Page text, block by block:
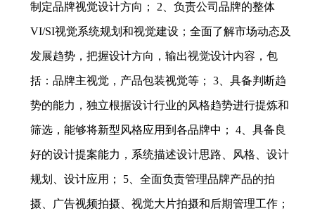
制定品牌视觉设计方向； 2、负责公司品牌的整体
VI/SI视觉系统规划和视觉建设；全面了解市场动态及
发展趋势，把握设计方向，输出视觉设计内容，包
括：品牌主视觉，产品包装视觉等； 3、具备判断趋
势的能力，独立根据设计行业的风格趋势进行提炼和
筛选，能够将新型风格应用到各品牌中； 4、具备良
好的设计提案能力，系统描述设计思路、风格、设计
规划、设计应用； 5、全面负责管理品牌产品的拍
摄、广告视频拍摄、视觉大片拍摄和后期管理工作；